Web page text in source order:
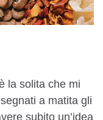
la solita che mi
a matita gli
subito un’idea